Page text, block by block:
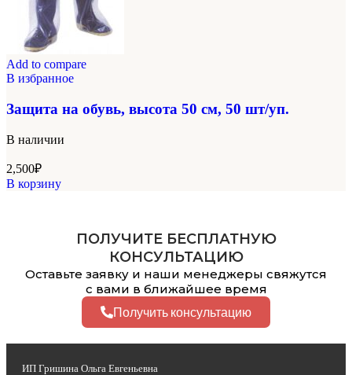
Add to compare
В избранное
Защита на обувь, высота 50 см, 50 шт/уп.
В наличии
2,500₽
В корзину
ПОЛУЧИТЕ БЕСПЛАТНУЮ
КОНСУЛЬТАЦИЮ
Оставьте заявку и наши менеджеры свяжутся
с вами в ближайшее время
Получить консультацию
ИП Гришина Ольга Евгеньевна